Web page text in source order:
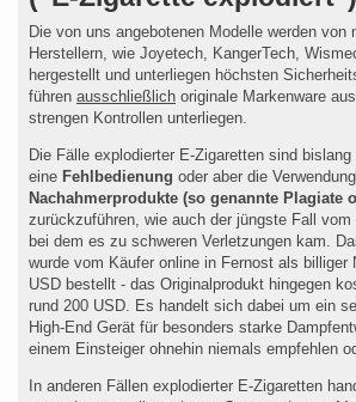
Die von uns angebotenen Modelle werden von
Herstellern, wie Joyetech, KangerTech,
hergestellt und unterliegen höchsten
führen ausschließlich originale Markenware
strengen Kontrollen unterliegen.
Die Fälle explodierter E-Zigaretten sind
eine Fehlbedienung oder aber die Verwendung
Nachahmerprodukte (so genannte Plagiate
zurückzuführen, wie auch der jüngste Fall vom
bei dem es zu schweren Verletzungen kam.
wurde vom Käufer online in Fernost als billiger
USD bestellt - das Originalprodukt hingegen
rund 200 USD. Es handelt sich dabei um ein
High-End Gerät für besonders starke
einem Einsteiger ohnehin niemals empfehlen
In anderen Fällen explodierter E-Zigaretten